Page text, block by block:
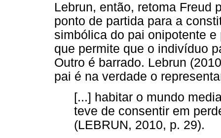
Lebrun, então, retoma Freud
ponto de partida para a
simbólica do pai onipotente
que permite que o indivíduo
Outro é barrado. Lebrun
pai é na verdade o
[...] habitar o mundo
teve de consentir em
(LEBRUN, 2010, p. 29).